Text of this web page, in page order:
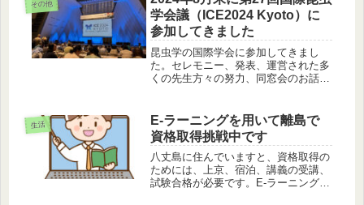
その他
学会議（ICE2024 Kyoto）に
参加してきました
昆虫学の国際学会に参加してきまし
た。セレモニー、発表、運営された多
くの先生方々の努力、同窓会のお話、
生活
E-ラーニングを用いて離島で
資格取得挑戦中です
八丈島に住んでいますと、資格取得の
ためには、上京、宿泊、講義の受講、
試験合格が必要です。E-ラーニングで